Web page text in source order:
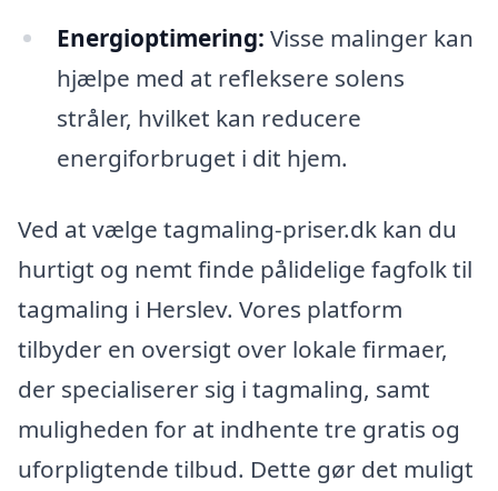
Energioptimering: Visse malinger kan
hjælpe med at refleksere solens
stråler, hvilket kan reducere
energiforbruget i dit hjem.
Ved at vælge tagmaling-priser.dk kan du
hurtigt og nemt finde pålidelige fagfolk til
tagmaling i Herslev. Vores platform
tilbyder en oversigt over lokale firmaer,
der specialiserer sig i tagmaling, samt
muligheden for at indhente tre gratis og
uforpligtende tilbud. Dette gør det muligt